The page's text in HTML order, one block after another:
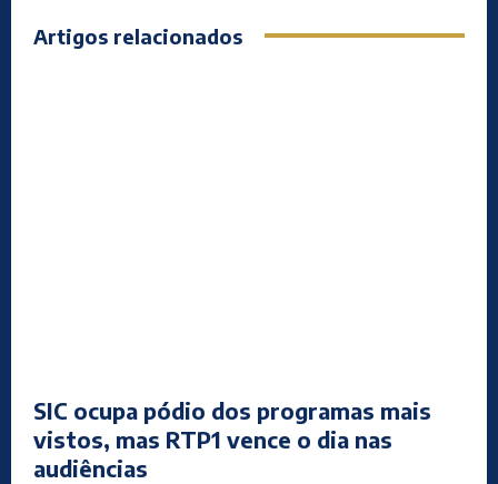
Artigos relacionados
SIC ocupa pódio dos programas mais
vistos, mas RTP1 vence o dia nas
audiências